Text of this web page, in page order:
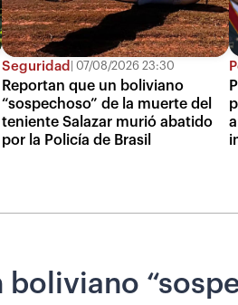
Seguridad 07/08/2026 23:30
Reportan que un boliviano
“sospechoso” de la muerte del
teniente Salazar murió abatido
por la Policía de Brasil
boliviano